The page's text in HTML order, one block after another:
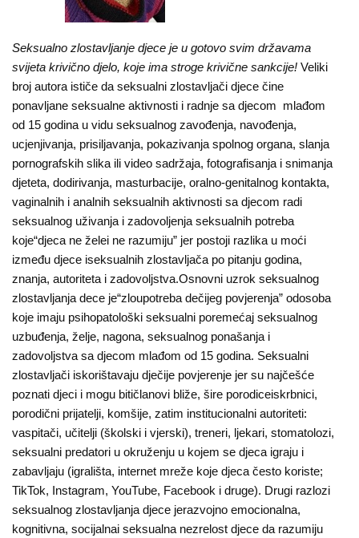
nama
Aktuelnosti
Mir
sa
ženskim
licem
Sigurna
kuća
Pravna
pomoć
Antitrafiking
Kampanje
Dokumenti
Javni
pozivi
English
Seksualno zlostavljanje djece je u gotovo svim državama
svijeta krivično djelo, koje ima stroge krivične sankcije! Veliki
broj autora ističe da seksualni zlostavljači djece čine
ponavljane seksualne aktivnosti i radnje sa djecom mlađom
od 15 godina u vidu seksualnog zavođenja, navođenja,
ucjenjivanja, prisiljavanja, pokazivanja spolnog organa, slanja
pornografskih slika ili video sadržaja, fotografisanja i snimanja
djeteta, dodirivanja, masturbacije, oralno-genitalnog kontakta,
vaginalnih i analnih seksualnih aktivnosti sa djecom radi
seksualnog uživanja i zadovolјenja seksualnih potreba
koje“djeca ne želei ne razumiju” jer postoji razlika u moći
između djece iseksualnih zlostavljača po pitanju godina,
znanja, autoriteta i zadovoljstva.Osnovni uzrok seksualnog
zlostavlјanja dece je“zloupotreba dečijeg povjerenja” odosoba
koje imaju psihopatološki seksualni poremećaj seksualnog
uzbuđenja, želje, nagona, seksualnog ponašanja i
zadovoljstva sa djecom mlađom od 15 godina. Seksualni
zlostavljači iskorištavaju dječije povjerenje jer su najčešće
poznati djeci i mogu bitičlanovi bliže, šire porodiceiskrbnici,
porodični prijatelji, komšije, zatim institucionalni autoriteti:
vaspitači, učitelji (školski i vjerski), treneri, ljekari, stomatolozi,
seksualni predatori u okruženju u kojem se djeca igraju i
zabavljaju (igrališta, internet mreže koje djeca često koriste;
TikTok, Instagram, YouTube, Facebook i druge). Drugi razlozi
seksualnog zlostavljanja djece jerazvojno emocionalna,
kognitivna, socijalnai seksualna nezrelost djece da razumiju